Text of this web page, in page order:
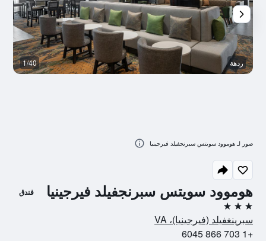
هوموود سويتس سبرنجفيلد فيرجينيا فندق
3 نجوم
سبرينغفيلد (فيرجينيا)، VA
+1 703 866 6045
ردهة 1/40
صور لـ هوموود سويتس سبرنجفيلد فيرجينيا